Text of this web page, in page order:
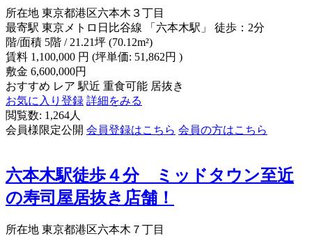
所在地 東京都港区六本木３丁目
最寄駅 東京メトロ日比谷線 「六本木駅」 徒歩：2分
階/面積 5階 / 21.21坪 (70.12m²)
賃料 1,100,000 円 (坪単価: 51,862円 )
敷金 6,600,000円
おすすめ レア 駅近 重食可能 居抜き
お気に入り登録 詳細をみる
閲覧数: 1,264人
会員様限定公開 会員登録はこちら 会員の方はこちら
六本木駅徒歩４分 ミッドタウン至近
の寿司屋居抜き店舗！
所在地 東京都港区六本木７丁目